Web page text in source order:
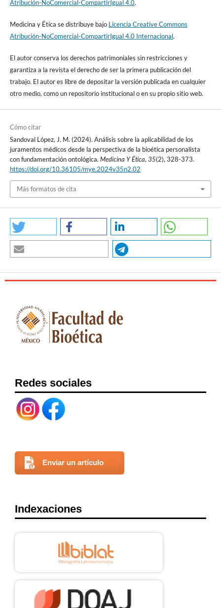
los Derechos Humanos [Internet]. 2015. [consultado 28 de
https://www.un.org/es/documents/udhr/UDHR_booklet_SP_web.
pdf
Organización Mundial de la Salud. ¿Cómo define la OMS la salud?
[Internet] 2023 [consultado 28 de octubre de 2023]. Disponible
en:https://www.who.int/es/about/frequently-asked-questions
Lorenzo D. La espiritualidad en la humanización de la asistencia
Disponible en:
Berti B. Los principios de la Bioética Bioethic’s principles,
Prudentia Iuris, 2015 [consultado 31 de octubre de 2023];
https://www.corteidh.or.cr/tablas/r34847.pdf
Universidad; 1995.
Calipari M. El principio de lo éticamente adecuado en el uso de
medios de preservación de la vida: entre el encarnizamiento
2008 [consultado 1 de noviembre de 2023]; 9(2):163-174.
https://repositorio.uca.edu.ar/bitstream/123456789/1558/1/prin
cipio-eticamente-adecuado-uso-medios.pdf
Halioua B, Marmor M. The eyes of the angel of death: Ophthalmic
Weindling P, von Villiez A, Loewenau A, Farron N. The victims of
unethical human experiments and coerced research under
National Socialism. Endeavour. 2016 [consultado 03 de
Lichterman B. Nazi Medicine and the Nuremberg Trials: From
Medical War Crimes to Informed Consent. BMJ. 2005 [consultado
Miranda A, Torres F. Ética de la investigación médica. Rev. S. And.
Traum. y Ort., 2008 [consultado 4 de noviembre de 2023];
26(1/2):119-122. Disponible en:
https://www.elsevier.es/index.php?p=revista&pRevista=pdf-
Leaning J. Medicine and international humanitarian law. Law
provides norms that must guide doctors in war and peace. BMJ.
Atribución-NoComercial-CompartirIgual 4.0.
Medicina y Ética se distribuye bajo Licencia Creative Commons
Atribución-NoComercial-CompartirIgual 4.0 Internacional.
El autor conserva los derechos patrimoniales sin restricciones y
garantiza a la revista el derecho de ser la primera publicación del
trabajo. El autor es libre de depositar la versión publicada en cualquier
otro medio, como un repositorio institucional o en su propio sitio web.
Cómo citar
Sandoval López, J. M. (2024). Análisis sobre la aplicabilidad de los
juramentos médicos desde la perspectiva de la bioética personalista
con fundamentación ontológica. Medicina Y Ética, 35(2), 328-373.
https://doi.org/10.36105/mye.2024v35n2.02
Más formatos de cita
Redes sociales
Enviar un artículo
Indexaciones